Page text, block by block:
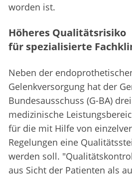
worden ist.
Höheres Qualitätsrisiko
für spezialisierte
Neben der
Gelenkversorgung hat der
Bundesausschuss (G-BA)
medizinische
für die mit Hilfe von
Regelungen eine
werden soll.
aus Sicht der Patienten als